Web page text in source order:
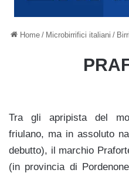
Home / Microbirrifici italiani /
Tra gli apripista del
friulano, ma in assoluto
debutto), il marchio
(in provincia di